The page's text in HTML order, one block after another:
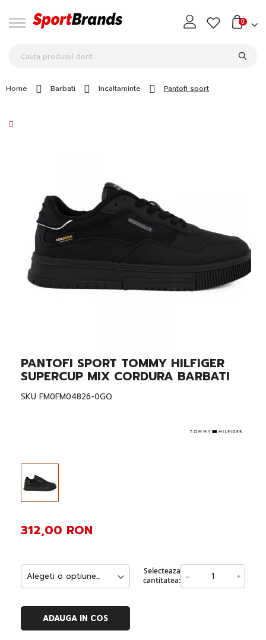
0
Home Barbati Incaltaminte Pantofi sport
Skip
to
the
beginning
of
PANTOFI SPORT TOMMY HILFIGER
SUPERCUP MIX CORDURA BARBATI
SKU FM0FM04826-0GQ
Selecteaza
cantitatea: - +
312,00 RON
ADAUGA IN COS